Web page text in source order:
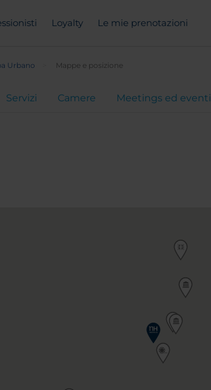
Loyalty Le mie prenotazioni
Urbano Mappe e posizione
Servizi Camere Meetings ed eventi